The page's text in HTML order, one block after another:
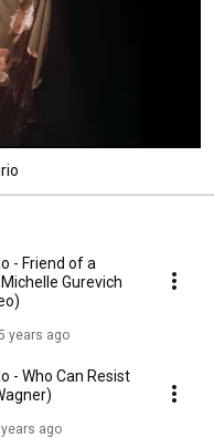
- Friend of a
Gurevich
years ago
- Who Can Resist
ago